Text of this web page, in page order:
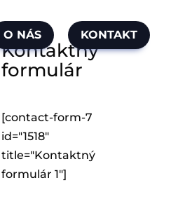
O NÁS KONTAKT
Kontaktný
formulár
[contact-form-7
id="1518"
title="Kontaktný
formulár 1"]